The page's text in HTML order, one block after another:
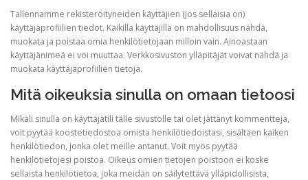
Tallennamme rekisteröityneiden käyttäjien (jos sellaisia on)
käyttäjäprofiilien tiedot. Kaikilla käyttäjillä on mahdollisuus nähdä,
muokata ja poistaa omia henkilötietojaan milloin vain. Ainoastaan
käyttäjänimeä ei voi muuttaa. Verkkosivuston ylläpitäjät voivat nähdä ja
muokata käyttäjäprofiilien tietoja.
Mitä oikeuksia sinulla on omaan tietoosi
Mikäli sinulla on käyttäjätili tälle sivustolle tai olet jättänyt kommentteja,
voit pyytää koostetiedostoa omista henkilötiedoistasi, sisältäen kaiken
henkilötiedon, jonka olet meille antanut. Voit myös pyytää
henkilötietojesi poistoa. Oikeus omien tietojen poistoon ei koske
sellaista henkilötietoa, joka meidän on säilytettävä ylläpidollisista,